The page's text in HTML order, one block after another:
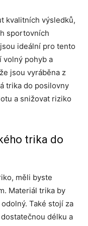
kvalitních výsledků,
sportovních
ideální pro tento
volný pohyb a
jsou vyráběna z
trika do posilovny
a snižovat riziko
trika do
měli byste
Materiál trika by
Také stojí za
délku a